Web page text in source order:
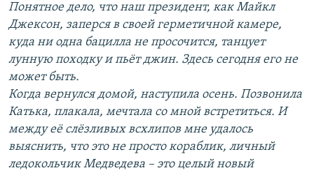
Понятное дело, что наш президент, как Майкл
Джексон, заперся в своей герметичной камере,
куда ни одна бацилла не просочится, танцует
лунную походку и пьёт джин. Здесь сегодня его не
может быть.
Когда вернулся домой, наступила осень. Позвонила
Катька, плакала, мечтала со мной встретиться. И
между её слёзливых всхлипов мне удалось
выяснить, что это не просто кораблик, личный
ледокольчик Медведева – это целый новый